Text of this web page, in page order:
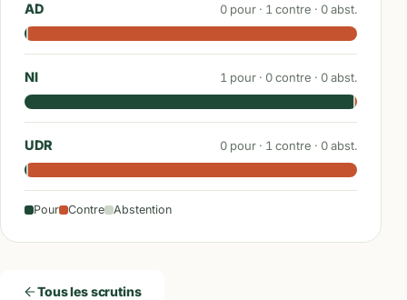
AD 0 pour · 1 contre · 0abst.
NI 1 pour · 0contre · 0abst.
UDR 0 pour · 1 contre · 0abst.
Pour Contre Abstention
Tous les scrutins